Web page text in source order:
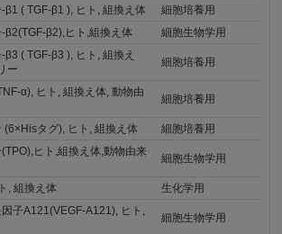
β1 ( TGF-β1 ), ヒト, 組換え体
細胞培養用
β2(TGF-β2),ヒト,組換え体
細胞生物学用
( TGF-β3 ), ヒト, 組換え
ー
細胞培養用
α), ヒト, 組換え体, 動物由
細胞培養用
(6×Hisタグ), ヒト, 組換え体
細胞培養用
ヒト,組換え体,動物由来
細胞生物学用
, 組換え体
生化学用
子A121(VEGF-A121), ヒト,
細胞生物学用